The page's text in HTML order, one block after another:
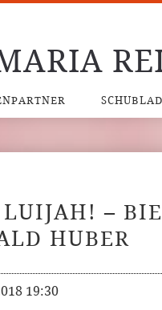
LUIJAH! –
HUBER
19:30